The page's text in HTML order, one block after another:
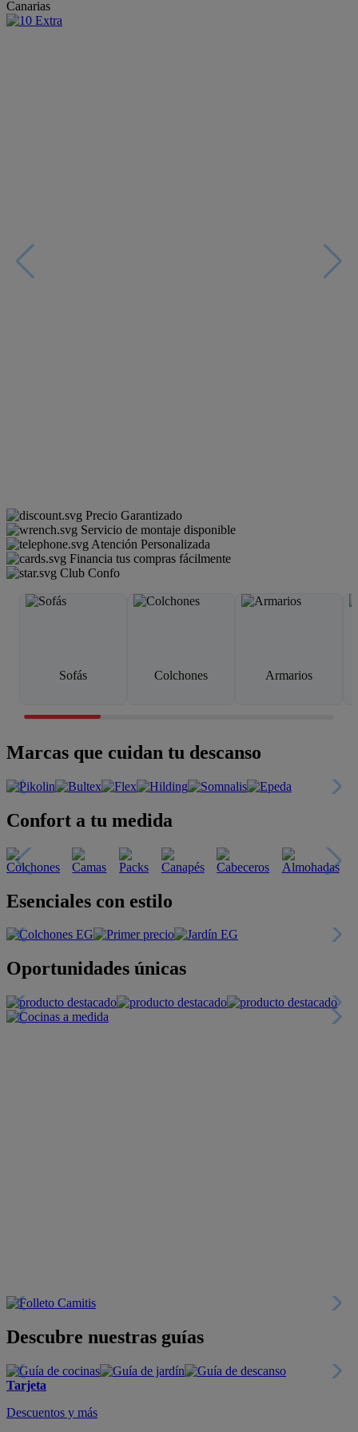
Canarias
Precio Garantizado
Servicio de montaje disponible
Atención Personalizada
Financia tus compras fácilmente
Club Confo
Sofás Colchones Armarios
Marcas que cuidan tu descanso
Confort a tu medida
Esenciales con estilo
Oportunidades únicas
Descubre nuestras guías
Tarjeta
Descuentos y más